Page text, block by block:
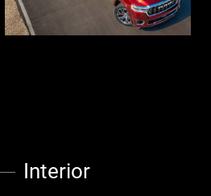
Interior